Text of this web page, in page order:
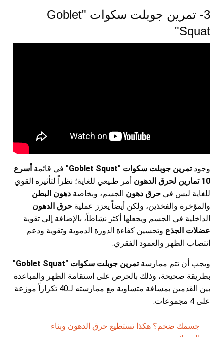
3- تمرين جوبلت سكوات "Goblet
Squat"
وجودتمرين جوبلت سكوات "Goblet Squat" في قائمة أسرع
10 تمارين لحرق الدهون
أمر طبيعي للغاية؛ نظراً لتأثيره القوي
للغاية ليس في حرق دهون الجسم، وبخاصة دهون البطن
والمؤخرة والفخذين، ولكن أيضاً يعزز عملية حرق الدهون
الداخلية في الجسم ويجعلها أكثر نشاطاً، بالإضافة إلى تقوية
عضلات الجذع وتحسين كفاءة الدورة الدموية وتقوية ودعم
انتصاب الظهر والعمود الفقري.
ويجب أن تتم ممارسةتمرين جوبلت سكوات "Goblet Squat"
بطريقة صحيحة، وذلك بالحرص على استقامة الظهر والمباعدة
بين القدمين بمسافة متساوية مع ممارسته لـ40 تكراراً موزعة
على 4 مجموعات.
جسمك ضخم؟ هكذا تستطيع حرق الدهون وبناء